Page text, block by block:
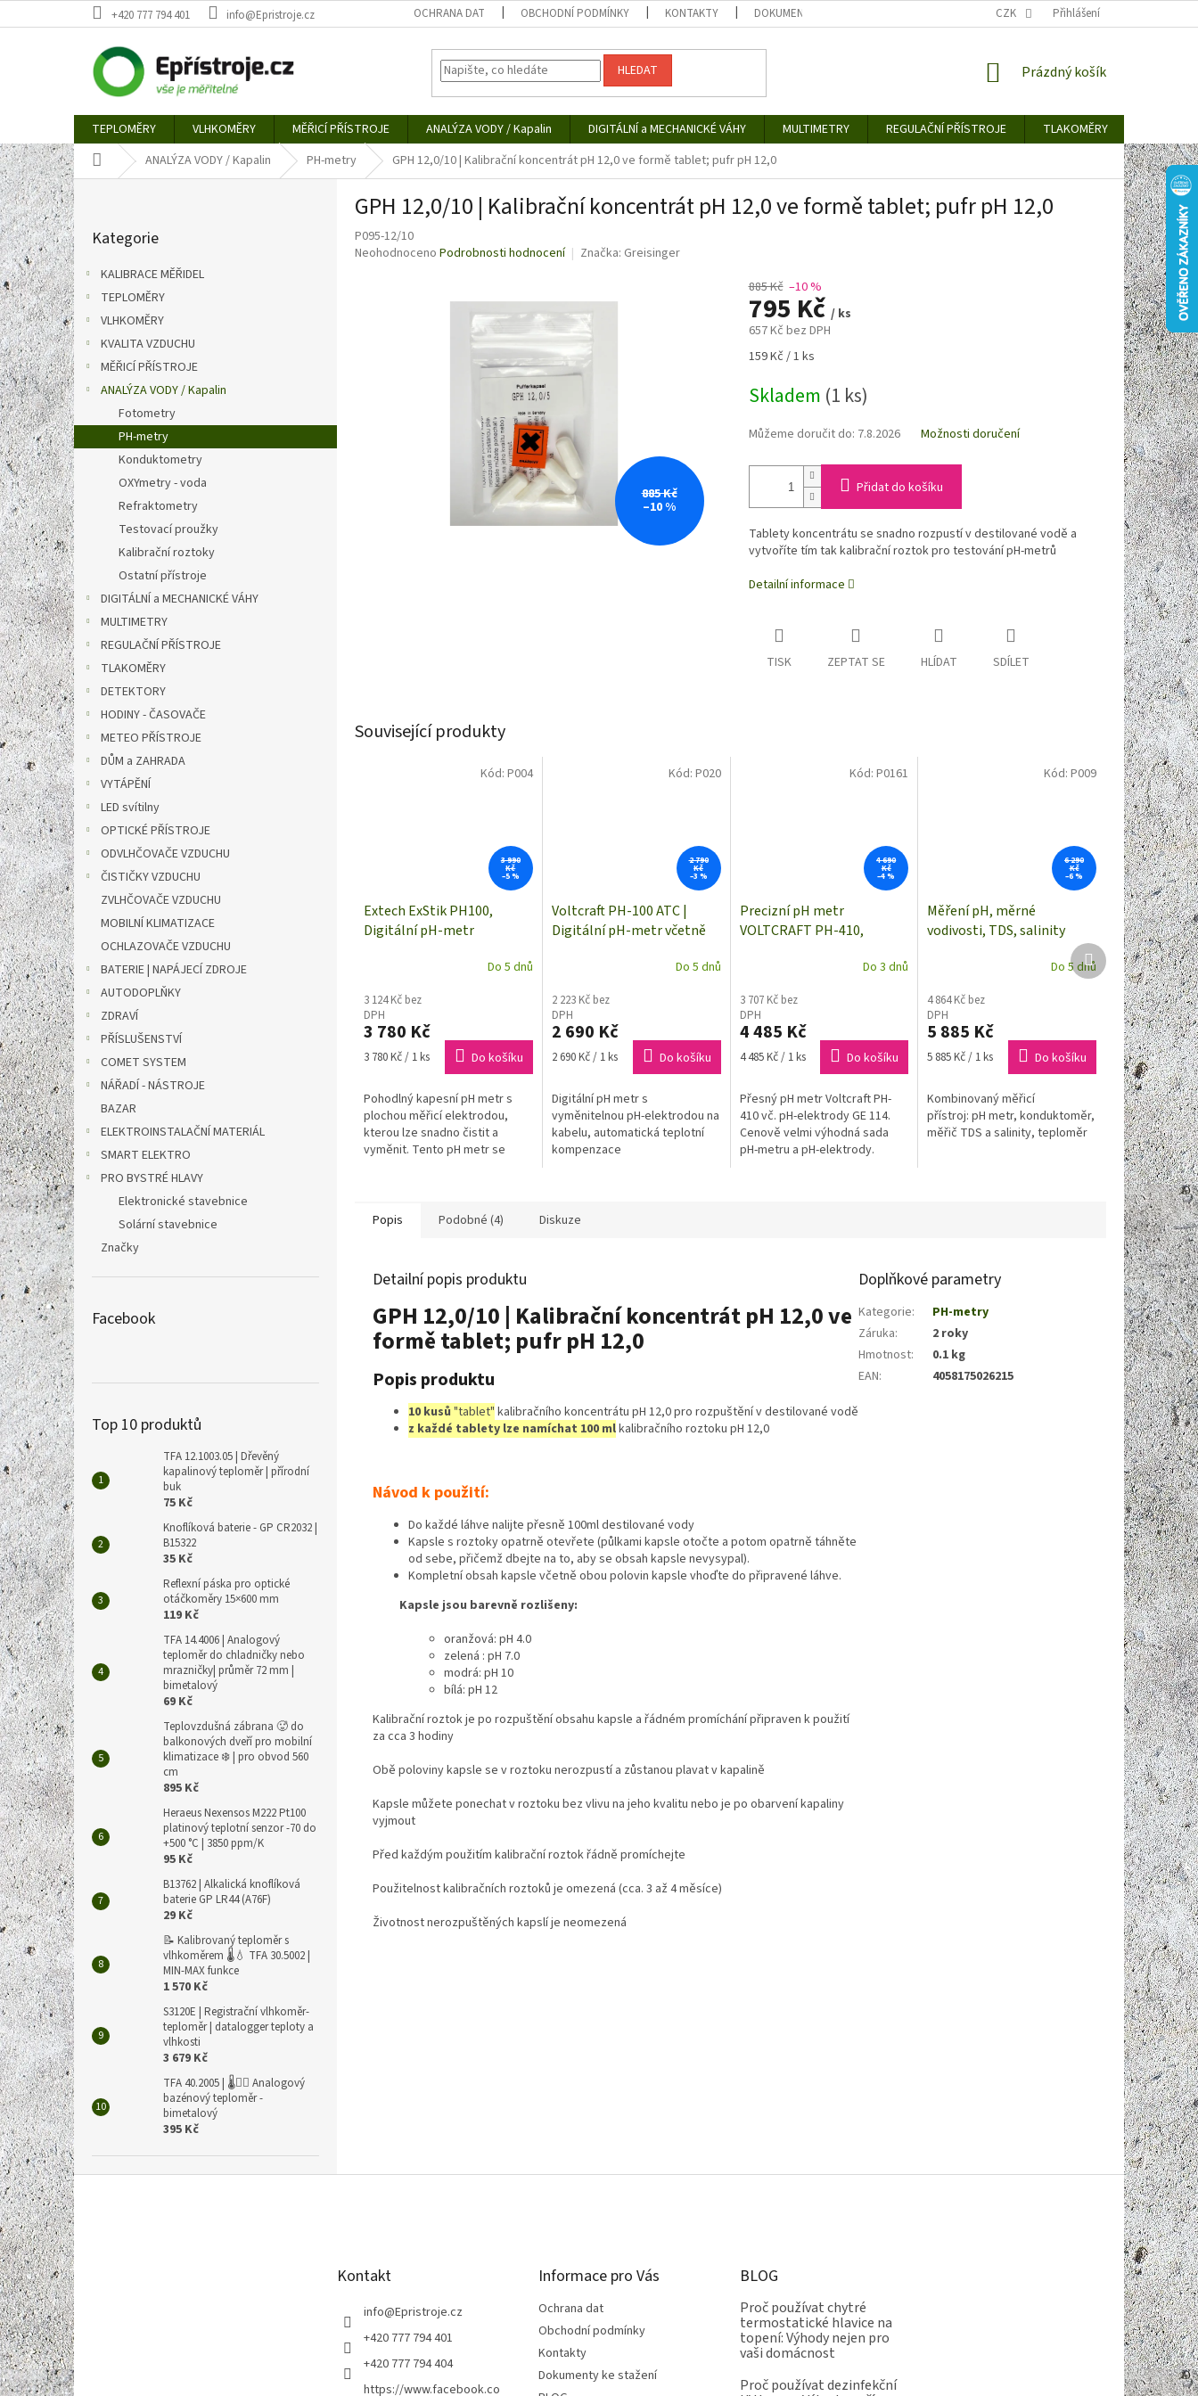
na
+420 777 794 401 info@Epristroje.cz OCHRANA DAT OBCHODNÍ PODMÍNKY KONTAKTY DOKUMENTY KE STAŽENÍ CENY ZA DOPRAVU / ZPŮSOBY DORUČENÍ
CZK Přihlášení
HLEDAT
NÁKUPNÍ
Prázdný košík
TEPLOMĚRY VLHKOMĚRY MĚŘICÍ PŘÍSTROJE ANALÝZA VODY / Kapalin DIGITÁLNÍ a MECHANICKÉ VÁHY MULTIMETRY REGULAČNÍ PŘÍSTROJE TLAKOMĚRY
Domů ANALÝZA VODY / Kapalin PH-metry GPH 12,0/10 | Kalibrační koncentrát pH 12,0 ve formě tablet; pufr pH 12,0
P
o
s
t
r
a
n
n
í
p
a
n
e
l
kategorie
Kategorie
KALIBRACE MĚŘIDEL
TEPLOMĚRY
VLHKOMĚRY
KVALITA VZDUCHU
MĚŘICÍ PŘÍSTROJE
ANALÝZA VODY / Kapalin
Fotometry
PH-metry
Konduktometry
OXYmetry - voda
Refraktometry
Testovací proužky
Kalibrační roztoky
Ostatní přístroje
DIGITÁLNÍ a MECHANICKÉ VÁHY
MULTIMETRY
REGULAČNÍ PŘÍSTROJE
TLAKOMĚRY
DETEKTORY
HODINY - ČASOVAČE
METEO PŘÍSTROJE
DŮM a ZAHRADA
VYTÁPĚNÍ
LED svítilny
OPTICKÉ PŘÍSTROJE
ODVLHČOVAČE VZDUCHU
ČISTIČKY VZDUCHU
ZVLHČOVAČE VZDUCHU
MOBILNÍ KLIMATIZACE
OCHLAZOVAČE VZDUCHU
BATERIE | NAPÁJECÍ ZDROJE
AUTODOPLŇKY
ZDRAVÍ
PŘÍSLUŠENSTVÍ
COMET SYSTEM
NÁŘADÍ - NÁSTROJE
BAZAR
ELEKTROINSTALAČNÍ MATERIÁL
SMART ELEKTRO
PRO BYSTRÉ HLAVY
Elektronické stavebnice
Solární stavebnice
Značky
Facebook
Top 10 produktů
TFA 12.1003.05 | Dřevěný
kapalinový teploměr | přírodní
buk
75 Kč
Knoflíková baterie - GP CR2032 |
B15322
35 Kč
Reflexní páska pro optické
otáčkoměry 15×600 mm
119 Kč
TFA 14.4006 | Analogový
teploměr do chladničky nebo
mrazničky| průměr 72 mm |
bimetalový
69 Kč
Teplovzdušná zábrana 🥵 do
balkonových dveří pro mobilní
klimatizace ❄️ | pro obvod 560
cm
895 Kč
Heraeus Nexensos M222 Pt100
platinový teplotní senzor -70 do
+500 °C | 3850 ppm/K
95 Kč
B13762 | Alkalická knoflíková
baterie GP LR44 (A76F)
29 Kč
📝 Kalibrovaný teploměr s
vlhkoměrem 🌡️💧 TFA 30.5002 |
MIN-MAX funkce
1 570 Kč
S3120E | Registrační vlhkoměr-
teploměr | datalogger teploty a
vlhkosti
3 679 Kč
TFA 40.2005 | 🌡️🏊‍♀️ Analogový
bazénový teploměr -
bimetalový
395 Kč
GPH 12,0/10 | Kalibrační koncentrát pH 12,0 ve formě tablet; pufr pH 12,0
P095-12/10
Průměrné
Neohodnoceno Podrobnosti hodnocení Značka: Greisinger
885 Kč
–10 %
885 Kč –10 %
795 Kč / ks
657 Kč bez DPH
Měrná
159 Kč / 1 ks
Skladem (1 ks)
Můžeme doručit do: 7.8.2026 Možnosti doručení
Přidat do košíku
Tablety koncentrátu se snadno rozpustí v destilované vodě a
vytvoříte tím tak kalibrační roztok pro testování pH-metrů
Detailní informace
TISK ZEPTAT SE HLÍDAT SDÍLET
Související produkty
3 990
Kč
–5 %
Extech ExStik PH100,
Digitální pH-metr
Do 5 dnů
3 124 Kč bez
DPH
3 780 Kč
Měrná
3 780 Kč / 1 ks Do košíku
Pohodlný kapesní pH metr s
plochou měřicí elektrodou,
kterou lze snadno čistit a
vyměnit. Tento pH metr se
Kód: P004
2 790
Kč
–3 %
Voltcraft PH-100 ATC |
Digitální pH-metr včetně
automatická teplotní
kompenzace
Do 5 dnů
2 223 Kč bez
DPH
2 690 Kč
Měrná
2 690 Kč / 1 ks Do košíku
Digitální pH metr s
vyměnitelnou pH-elektrodou na
kabelu, automatická teplotní
kompenzace
Kód: P020
4 690
Kč
–4 %
Precizní pH metr
VOLTCRAFT PH-410,
podnikového standardu (s
certifikátem)
Do 3 dnů
3 707 Kč bez
DPH
4 485 Kč
Měrná
4 485 Kč / 1 ks Do košíku
Přesný pH metr Voltcraft PH-
410 vč. pH-elektrody GE 114.
Cenově velmi výhodná sada
pH-metru a pH-elektrody.
Kód:P0161
6 290
Kč
–6 %
Měření pH, měrné
vodivosti, TDS, salinity
Do 5 dnů
4 864 Kč bez
DPH
5 885 Kč
Měrná
5 885 Kč / 1 ks Do košíku
Kombinovaný měřicí
přístroj: pH metr, konduktoměr,
měřič TDS a salinity, teploměr
Kód: P009
Další
produkt
Popis Podobné (4) Diskuze
Detailní popis produktu
GPH 12,0/10 | Kalibrační koncentrát pH 12,0 ve
formě tablet; pufr pH 12,0
Popis produktu
10 kusů "tablet" kalibračního koncentrátu pH 12,0 pro rozpuštění v destilované vodě
z každé tablety lze namíchat 100 mlkalibračního roztoku pH 12,0
Návod k použití:
Do každé láhve nalijte přesně 100ml destilované vody
Kapsle s roztoky opatrně otevřete (půlkami kapsle otočte a potom opatrně táhněte
od sebe, přičemž dbejte na to, aby se obsah kapsle nevysypal).
Kompletní obsah kapsle včetně obou polovin kapsle vhoďte do připravené láhve.
Kapsle jsou barevně rozlišeny:
oranžová: pH 4.0
zelená : pH 7.0
modrá: pH 10
bílá: pH 12
Kalibrační roztok je po rozpuštění obsahu kapsle a řádném promíchání připraven k použití
za cca 3 hodiny
Obě poloviny kapsle se v roztoku nerozpustí a zůstanou plavat v kapalině
Kapsle můžete ponechat v roztoku bez vlivu na jeho kvalitu nebo je po obarvení kapaliny
vyjmout
Před každým použitím kalibrační roztok řádně promíchejte
Použitelnost kalibračních roztoků je omezená (cca. 3 až 4 měsíce)
Životnost nerozpuštěných kapslí je neomezená
Doplňkové parametry
Kategorie:
PH-metry
Záruka:
2 roky
Hmotnost:
0.1 kg
EAN: 4058175026215
Z
á
p
a
t
í Kontakt
info@Epristroje.cz
+420 777 794 401
+420 777 794 404
https://www.facebook.co
Informace pro Vás
Ochrana dat
Obchodní podmínky
Kontakty
Dokumenty ke stažení
BLOG
Proč používat chytré
termostatické hlavice na
topení: Výhody nejen pro
vaši domácnost
Proč používat dezinfekční